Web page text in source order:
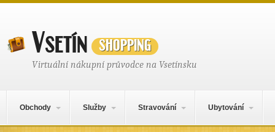
Vsetínshopping
Virtuální nákupní průvodce na Vsetínsku
Obchody Služby Stravování Ubytování